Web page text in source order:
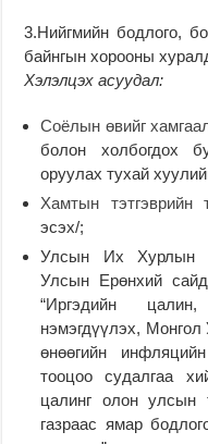
3.Нийгмийн бодлого,
байнгын хорооны
Хэлэлцэх асуудал:
Соёлын өвийг
болон холбогдох
оруулах тухай
Хамтын тэтгэврийн
эсэх/;
Улсын Их Хурлын
Улсын Ерөнхий
“Иргэдийн
нэмэгдүүлэх,
өнөөгийн
тооцоо судалгаа
цалинг олон улсын
газраас ямар